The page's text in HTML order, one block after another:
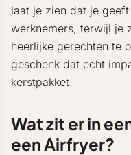
laat je zien dat je
werknemers, terwijl je
heerlijke gerechten te
geschenk dat echt
kerstpakket.
Wat zit er in
een Airfryer?